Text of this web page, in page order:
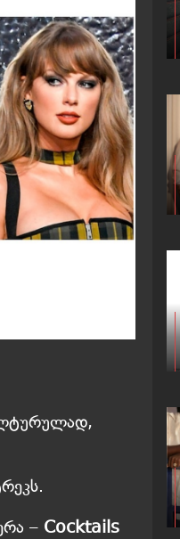
– Cocktails